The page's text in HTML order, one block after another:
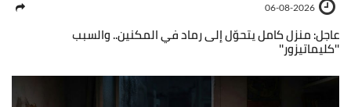
06-08-2026
عاجل: منزل كامل يتحوّل إلى رماد في المكنين.. والسبب
''كليماتيزور''